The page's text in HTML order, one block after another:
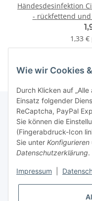
Händesdesinfektion
- rückfettend
1,33
Gesetzliche
Informationen
Wie wir Cookies
Durch Klicken auf
Einsatz folgender
ReCaptcha, PayPal
Sie können die
(Fingerabdruck-Icon
Sie unter Konfigurieren
Datenschutzerklärung.
Impressum